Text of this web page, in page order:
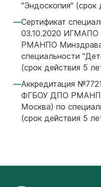
"Эндоскопия" (срок
Сертификат
03.10.2020
РМАНПО Минздрава
специальности
(срок действия 5
Аккредитация
ФГБОУ ДПО
Москва) по
(срок действия 5